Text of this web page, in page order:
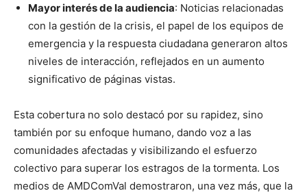
Mayor interés de la audiencia: Noticias relacionadas
con la gestión de la crisis, el papel de los equipos de
emergencia y la respuesta ciudadana generaron altos
niveles de interacción, reflejados en un aumento
significativo de páginas vistas.
Esta cobertura no solo destacó por su rapidez, sino
también por su enfoque humano, dando voz a las
comunidades afectadas y visibilizando el esfuerzo
colectivo para superar los estragos de la tormenta. Los
medios de AMDComVal demostraron, una vez más, que la